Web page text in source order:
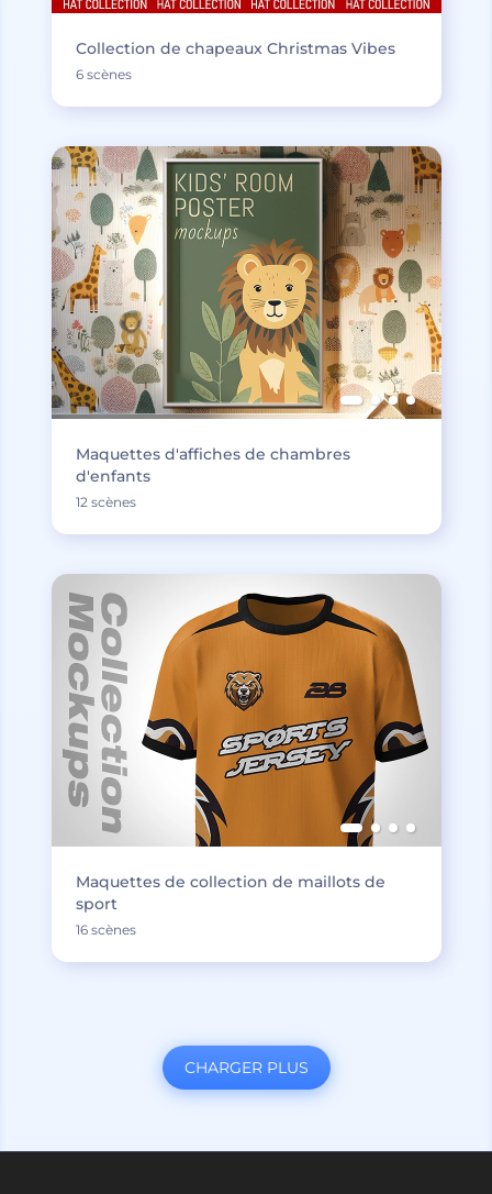
Collection de chapeaux Christmas Vibes
6 scènes
Maquettes d'affiches de chambres
d'enfants
12 scènes
Maquettes de collection de maillots de
sport
16 scènes
CHARGER PLUS